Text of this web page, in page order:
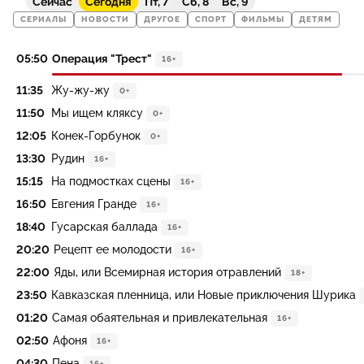
СЕРИАЛЫ НОВОСТИ ДРУГОЕ СПОРТ ФИЛЬМЫ ДЕТЯМ
05:50 Операция "Трест" 16+
11:35 Жу-жу-жу 0+
11:50 Мы ищем кляксу 0+
12:05 Конек-Горбунок 0+
13:30 Рудин 16+
15:15 На подмостках сцены 16+
16:50 Евгения Гранде 16+
18:40 Гусарская баллада 16+
20:20 Рецепт ее молодости 16+
22:00 Яды, или Всемирная история отравлений 18+
23:50 Кавказская пленница, или Новые приключения Шурика
01:20 Самая обаятельная и привлекательная 16+
02:50 Афоня 16+